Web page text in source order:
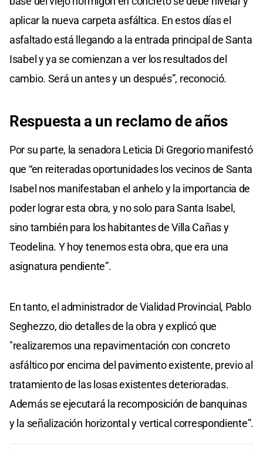
aplicar la nueva carpeta asfáltica. En estos días el
asfaltado está llegando a la entrada principal de Santa
Isabel y ya se comienzan a ver los resultados del
cambio. Será un antes y un después”, reconoció.
Respuesta a un reclamo de años
Por su parte, la senadora Leticia Di Gregorio manifestó
que “en reiteradas oportunidades los vecinos de Santa
Isabel nos manifestaban el anhelo y la importancia de
poder lograr esta obra, y no solo para Santa Isabel,
sino también para los habitantes de Villa Cañas y
Teodelina. Y hoy tenemos esta obra, que era una
asignatura pendiente”.
En tanto, el administrador de Vialidad Provincial, Pablo
Seghezzo, dio detalles de la obra y explicó que
"realizaremos una repavimentación con concreto
asfáltico por encima del pavimento existente, previo al
tratamiento de las losas existentes deterioradas.
Además se ejecutará la recomposición de banquinas
y la señalización horizontal y vertical correspondiente”.